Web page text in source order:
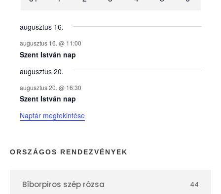
n
y
e
k
n
a
p
augusztus 16.
augusztus 16. @ 11:00
Szent István nap
augusztus 20.
augusztus 20. @ 16:30
Szent István nap
Naptár megtekintése
ORSZÁGOS RENDEZVÉNYEK
Bíborpiros szép rózsa 44